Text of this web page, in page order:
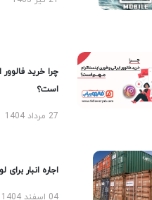
چرا خرید فالوور
است؟
27 مرداد 1404
اجاره انبار برای
04 اسفند 1404